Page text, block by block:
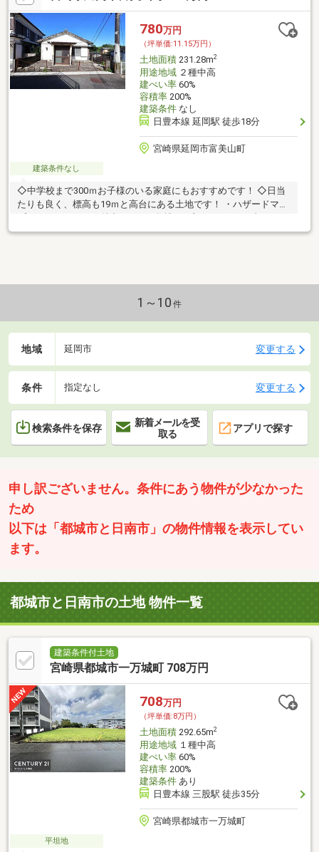
780万円
（坪単価:11.15万円）
土地面積231.28m2
用途地域２種中高
建ぺい率60%
容積率200%
建築条件なし
日豊本線 延岡駅 徒歩18分
宮崎県延岡市富美山町
建築条件なし
◇中学校まで300ｍお子様のいる家庭にもおすすめです！ ◇日当
たりも良く、標高も19ｍと高台にある土地です！ ・ハザードマッ
プにかからないもも魅力です！ ※敷地の一部がイエローゾーンに
かかっています。
1～10 件
地域 延岡市 変更する
条件 指定なし 変更する
検索条件を保存
新着メールを受
取る
アプリで探す
申し訳ございません。条件にあう物件が少なかった
ため
以下は「都城市と日南市」の物件情報を表示してい
ます。
都城市と日南市の土地 物件一覧
建築条件付土地
宮崎県都城市一万城町 708万円
708万円
（坪単価:8万円）
土地面積292.65m2
用途地域１種中高
建ぺい率60%
容積率200%
建築条件あり
日豊本線 三股駅 徒歩35分
宮崎県都城市一万城町
平坦地